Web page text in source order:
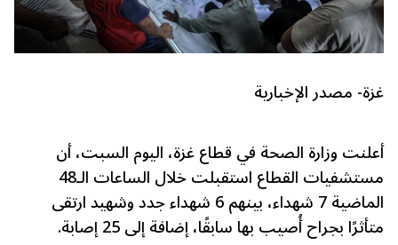
غزة- مصدر الإخبارية
أعلنت وزارة الصحة في قطاع غزة، اليوم السبت، أن
مستشفيات القطاع استقبلت خلال الساعات الـ48
الماضية 7 شهداء، بينهم 6 شهداء جدد وشهيد ارتقى
متأثرًا بجراح أُصيب بها سابقًا، إضافة إلى 25 إصابة.